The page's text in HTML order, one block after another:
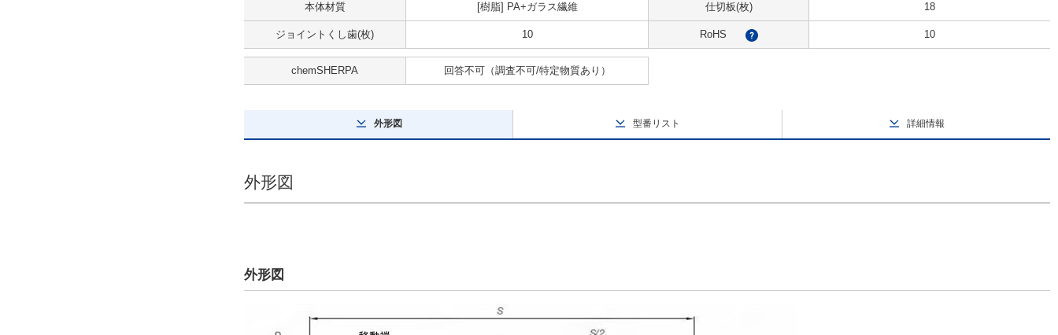
本体材質 [樹脂] PA+ガラス繊維 仕切板(枚) 18
ジョイントくし歯(枚) 10 RoHS ? 10
chemSHERPA 回答不可（調査不可/特定物質あり）
外形図 型番リスト 詳細情報
外形図
外形図